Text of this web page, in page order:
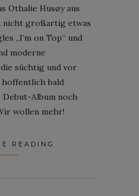
Othalie Husøy aus
nicht großartig etwas
„I’m on Top“ und
moderne
süchtig und vor
hoffentlich bald
Debut-Album noch
wollen mehr!
READING